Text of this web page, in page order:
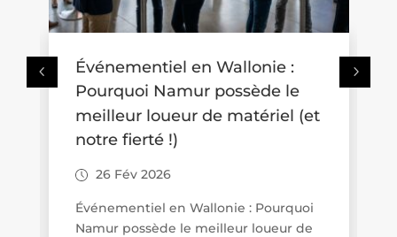
Où se promener avec une
poussette en Wallonie ? Trois
idées de balades accessibles
aux familles
26 Fév 2026
Promenades « poussette friendly » en
Wallonie : quand le tourisme de